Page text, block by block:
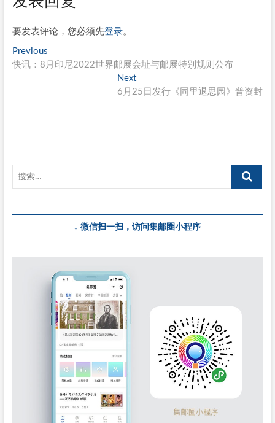
要发表评论，您必须先登录。
文
章
PreviousPrevious
post:
快讯：8月印尼2022世界邮展会址与邮展特别规则公布
NextNext
post:
6月25日发行《同里退思园》普资封
↓ 微信扫一扫，访问集邮圈小程序